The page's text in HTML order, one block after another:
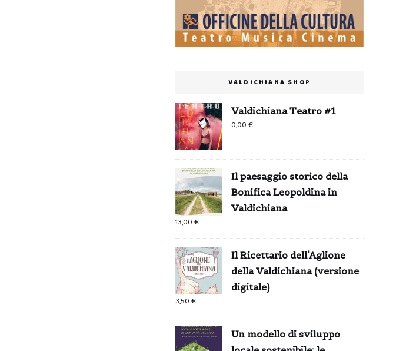
VALDICHIANA SHOP
Valdichiana Teatro #1
0,00€
Il paesaggio storico della
Bonifica Leopoldina in
Valdichiana
13,00€
Il Ricettario dell'Aglione
della Valdichiana (versione
digitale)
3,50€
Un modello di sviluppo